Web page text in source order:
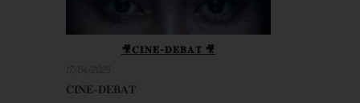
🎥𝐂𝐈𝐍𝐄-𝐃𝐄𝐁𝐀𝐓 🎥
𝐂𝐈𝐍𝐄-𝐃𝐄𝐁𝐀𝐓